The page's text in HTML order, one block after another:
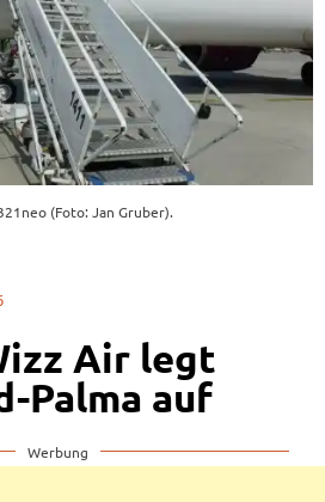
(Foto: Jan Gruber).
Air legt
Palma auf
Werbung